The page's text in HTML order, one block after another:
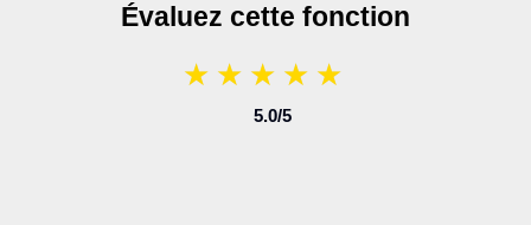
Évaluez cette fonction
★ ★ ★ ★ ★
★ ★ ★ ★ ★
5.0/5